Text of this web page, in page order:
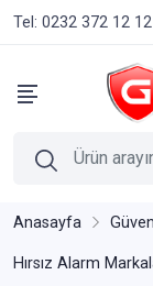
Tel: 0232 372 12 12
Anasayfa
Hırsız Alarm